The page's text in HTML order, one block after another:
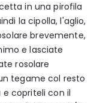
in una pirofila
la cipolla, l'aglio,
brevemente,
e lasciate
rosolare
tegame col resto
copriteli con il